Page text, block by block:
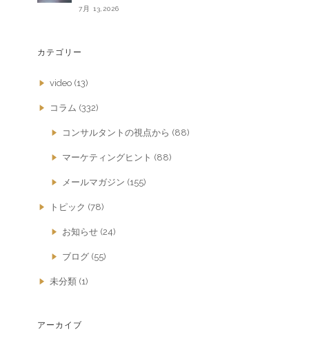
7月 13,2026
カテゴリー
video (13)
コラム (332)
コンサルタントの視点から (88)
マーケティングヒント (88)
メールマガジン (155)
トピック (78)
お知らせ (24)
ブログ (55)
未分類 (1)
アーカイブ